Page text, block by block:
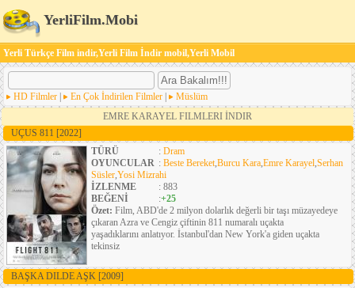
YerliFilm.Mobi
Yerli Türkçe Film indir,Yerli Film İndir mobil,Yerli Mobil
HD Filmler En Çok İndirilen Filmler
Müslüm
EMRE KARAYEL FILMLERI İNDIR
UÇUS 811 [2022]
TÜRÜ
: Dram
OYUNCULAR : Beste Bereket,Burcu Kara,Emre Karayel,Serhan
Süsler,Yosi Mizrahi
İZLENME
: 883
BEĞENİ
:+25
Özet: Film, ABD'de 2 milyon dolarlık değerli bir taşı müzayedeye
çıkaran Azra ve Cengiz çiftinin 811 numaralı uçakta
yaşadıklarını anlatıyor. İstanbul'dan New York'a giden uçakta
tekinsiz
BAŞKA DILDE AŞK [2009]